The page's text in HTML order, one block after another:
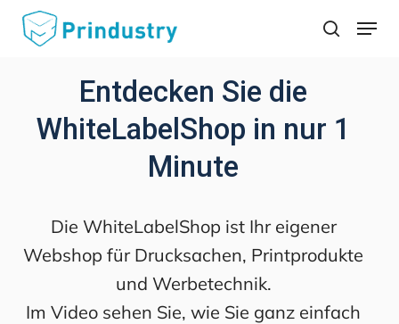
Skip
search
Menu
Entdecken Sie die
WhiteLabelShop in nur 1
Minute
Die WhiteLabelShop ist Ihr eigener
Webshop für Drucksachen, Printprodukte
und Werbetechnik.
Im Video sehen Sie, wie Sie ganz einfach